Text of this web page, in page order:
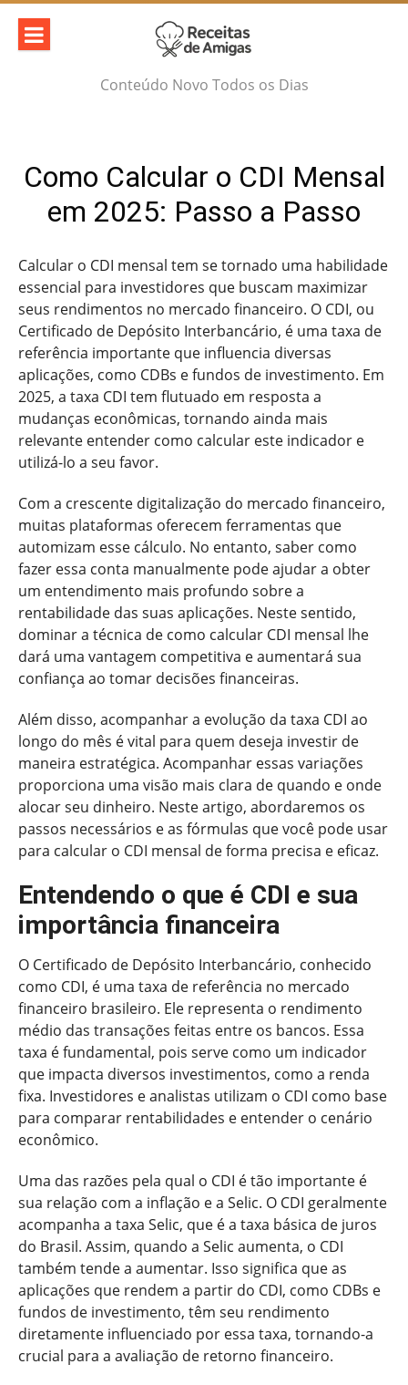
Skip
content
Conteúdo Novo Todos os Dias
Como Calcular o CDI Mensal
em 2025: Passo a Passo
Calcular o CDI mensal tem se tornado uma habilidade
essencial para investidores que buscam maximizar
seus rendimentos no mercado financeiro. O CDI, ou
Certificado de Depósito Interbancário, é uma taxa de
referência importante que influencia diversas
aplicações, como CDBs e fundos de investimento. Em
2025, a taxa CDI tem flutuado em resposta a
mudanças econômicas, tornando ainda mais
relevante entender como calcular este indicador e
utilizá-lo a seu favor.
Com a crescente digitalização do mercado financeiro,
muitas plataformas oferecem ferramentas que
automizam esse cálculo. No entanto, saber como
fazer essa conta manualmente pode ajudar a obter
um entendimento mais profundo sobre a
rentabilidade das suas aplicações. Neste sentido,
dominar a técnica de como calcular CDI mensal lhe
dará uma vantagem competitiva e aumentará sua
confiança ao tomar decisões financeiras.
Além disso, acompanhar a evolução da taxa CDI ao
longo do mês é vital para quem deseja investir de
maneira estratégica. Acompanhar essas variações
proporciona uma visão mais clara de quando e onde
alocar seu dinheiro. Neste artigo, abordaremos os
passos necessários e as fórmulas que você pode usar
para calcular o CDI mensal de forma precisa e eficaz.
Entendendo o que é CDI e sua
importância financeira
O Certificado de Depósito Interbancário, conhecido
como CDI, é uma taxa de referência no mercado
financeiro brasileiro. Ele representa o rendimento
médio das transações feitas entre os bancos. Essa
taxa é fundamental, pois serve como um indicador
que impacta diversos investimentos, como a renda
fixa. Investidores e analistas utilizam o CDI como base
para comparar rentabilidades e entender o cenário
econômico.
Uma das razões pela qual o CDI é tão importante é
sua relação com a inflação e a Selic. O CDI geralmente
acompanha a taxa Selic, que é a taxa básica de juros
do Brasil. Assim, quando a Selic aumenta, o CDI
também tende a aumentar. Isso significa que as
aplicações que rendem a partir do CDI, como CDBs e
fundos de investimento, têm seu rendimento
diretamente influenciado por essa taxa, tornando-a
crucial para a avaliação de retorno financeiro.